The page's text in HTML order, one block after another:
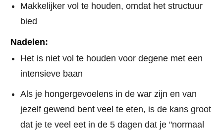
Makkelijker vol te houden, omdat het structuur
bied
Nadelen:
Het is niet vol te houden voor degene met een
intensieve baan
Als je hongergevoelens in de war zijn en van
jezelf gewend bent veel te eten, is de kans groot
dat je te veel eet in de 5 dagen dat je "normaal